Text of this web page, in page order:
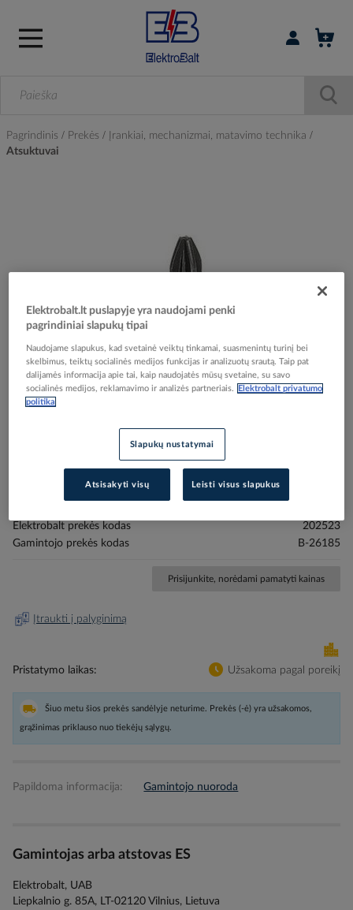
Prisijungti /
Pagrindinis Prekės
Įrankiai, mechanizmai, matavimo technika
Atsuktuvai
gallery
the
images
Reali prekė gali skirtis nuo pavaizduotos nuotraukoje
Antgaliai sukimo PZ1, PZ2, PZ3x50mm - MAKITA
Elektrobalt prekės kodas
202523
Gamintojo prekės kodas
B-26185
Prisijunkite, norėdami pamatyti kainas
Įtraukti į palyginimą
Pristatymo laikas Užsakoma pagal poreikį
Šiuo metu šios prekės sandėlyje neturime. Prekės (-ė) yra užsakomos,
grąžinimas priklauso nuo tiekėjų sąlygų.
Papildoma informacija: Gamintojo nuoroda
Gamintojas arba atstovas ES
Elektrobalt, UAB
Liepkalnio g. 85A, LT-02120 Vilnius, Lietuva
Elektrobalt.lt puslapyje yra naudojami penki
pagrindiniai slapukų tipai
Naudojame slapukus, kad svetainė veiktų tinkamai, suasmenintų turinį bei
skelbimus, teiktų socialinės medijos funkcijas ir analizuotų srautą. Taip pat
dalijamės informacija apie tai, kaip naudojatės mūsų svetaine, su savo
socialinės medijos, reklamavimo ir analizės partneriais.
Elektrobalt privatumo
politika
Slapukų nustatymai
Atsisakyti visų Leisti visus slapukus